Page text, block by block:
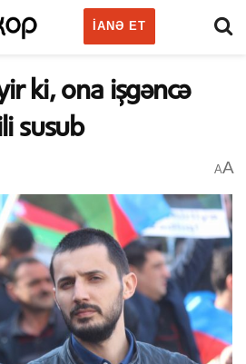
IANƏ ET
ki, ona işgəncə
susub
AA